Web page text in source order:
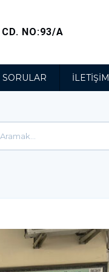
CD. NO:93/A
İLETIŞIM